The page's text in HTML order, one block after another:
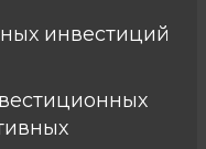
инвестиций